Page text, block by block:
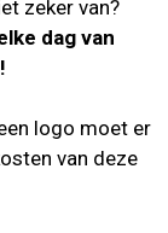
zeker van?
dag van
logo moet er
van deze